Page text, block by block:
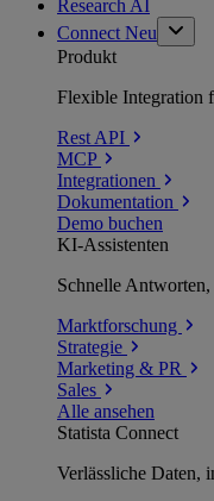
Research AI
Connect Neu
Produkt
Flexible Integration
Rest API
MCP
Integrationen
Dokumentation
Demo buchen
KI-Assistenten
Schnelle
Marktforschung
Strategie
Marketing & PR
Sales
Alle ansehen
Statista Connect
Verlässliche Daten,